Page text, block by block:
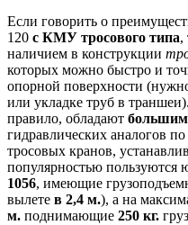
Если говорить о
120 с КМУ тросового типа,
наличием в конструкции
которых можно быстро и
опорной поверхности
или укладке труб в
правило, обладают
гидравлических аналогов
тросовых кранов,
популярностью пользуются
1056, имеющие
вылете в 2,4 м.), а на
м. поднимающие 250 кг.